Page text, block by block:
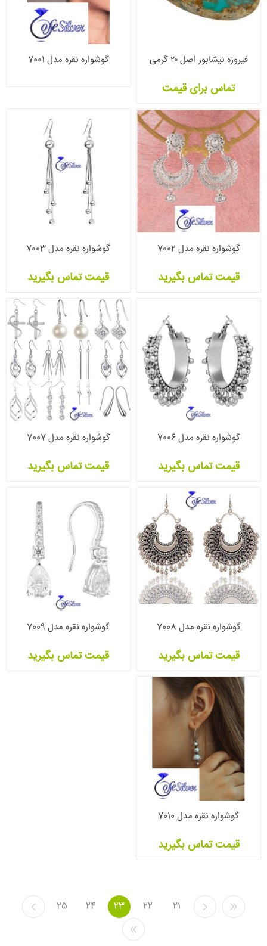
فیروزه نیشابور اصل ۲۰ گرمی
تماس برای قیمت
گوشواره نقره مدل 7001
گوشواره نقره مدل 7002
قیمت تماس بگیرید
گوشواره نقره مدل 7003
قیمت تماس بگیرید
گوشواره نقره مدل 7006
قیمت تماس بگیرید
گوشواره نقره مدل 7007
قیمت تماس بگیرید
گوشواره نقره مدل 7008
قیمت تماس بگیرید
گوشواره نقره مدل 7009
قیمت تماس بگیرید
گوشواره نقره مدل 7010
قیمت تماس بگیرید
21
22
23
24
25